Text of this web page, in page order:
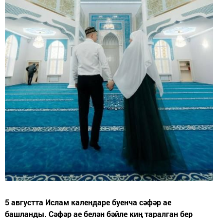
5 августта Ислам календаре буенча сәфәр ае
башланды. Сәфәр ае белән бәйле киң таралган бер